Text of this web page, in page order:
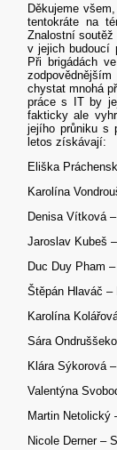
Děkujeme
tentokráte na
Znalostní
v jejich budoucí
Při brigádách
chystat mnohá
práce s IT by
fakticky ale
jejího průniku s
letos získávají:
Eliška
Karolína
Denisa Vítková
Jaroslav Kubeš
Duc Duy Pham
Štěpán Hlaváč –
Karolína
Sára
Klára Sýkorová
Valentýna
Martin Netolický
Nicole Derner –